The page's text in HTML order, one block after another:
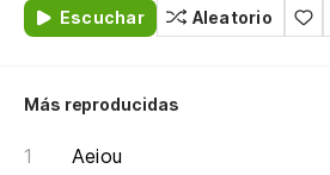
Escuchar Aleatorio
Más reproducidas
Aeiou